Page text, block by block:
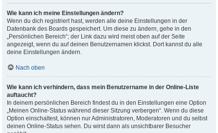
Wie kann ich meine Einstellungen ändern?
Wenn du dich registriert hast, werden alle deine Einstellungen in der
Datenbank des Boards gespeichert. Um diese zu ändern, gehe in den
„Persönlichen Bereich“; der Link dazu wird meist oben auf der Seite
angezeigt, wenn du auf deinen Benutzernamen klickst. Dort kannst du alle
deine Einstellungen ändern.
Nach oben
Wie kann ich verhindern, dass mein Benutzername in der Online-Liste
auftaucht?
In deinem persönlichen Bereich findest du in den Einstellungen eine Option
„Meinen Online-Status während dieser Sitzung verbergen“. Wenn du diese
Option einschaltest, können nur Administratoren, Moderatoren und du selbst
deinen Online-Status sehen. Du wirst dann als unsichtbarer Besucher